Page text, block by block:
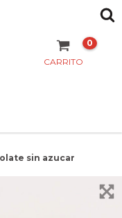
CARRITO
0
sin azucar